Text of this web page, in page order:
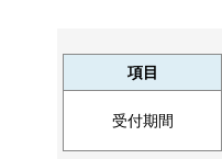
項目
受付期間